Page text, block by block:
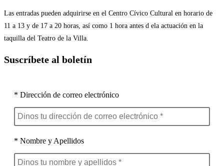
Las entradas pueden adquirirse en el Centro Cívico Cultural en horario de
11 a 13 y de 17 a 20 horas, así como 1 hora antes d ela actuación en la
taquilla del Teatro de la Villa.
Suscríbete al boletín
* Dirección de correo electrónico
* Nombre y Apellidos